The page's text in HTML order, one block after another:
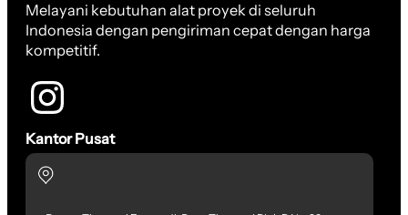
Melayani kebutuhan alat proyek di seluruh
Indonesia dengan pengiriman cepat dengan harga
kompetitif.
Kantor Pusat